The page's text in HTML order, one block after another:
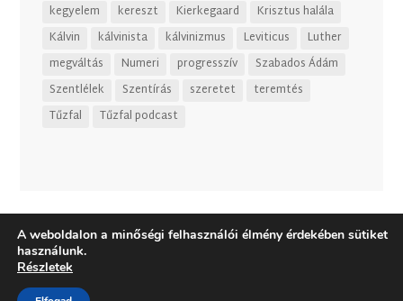
kegyelem
kereszt Kierkegaard
Krisztus halála
Kálvin
kálvinista kálvinizmus Leviticus
Luther
megváltás
Numeri progresszív
Szabados Ádám
Szentlélek
Szentírás szeretet
teremtés
Tűzfal
Tűzfal podcast
A weboldalon a minőségi felhasználói élmény érdekében sütiket
használunk.
Részletek